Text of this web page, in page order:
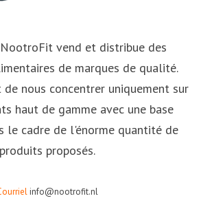
vend et distribue des
de marques de qualité.
nous concentrer uniquement sur
haut de gamme avec une base
le cadre de l'énorme quantité de
produits proposés.
info@nootrofit.nl